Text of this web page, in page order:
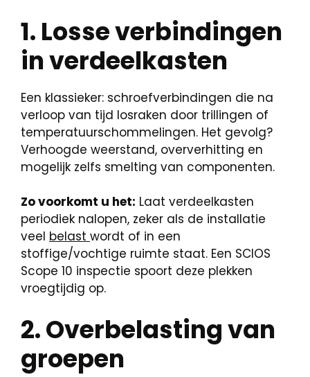
1. Losse verbindingen
in verdeelkasten
Een klassieker: schroefverbindingen die na
verloop van tijd losraken door trillingen of
temperatuurschommelingen. Het gevolg?
Verhoogde weerstand, oververhitting en
mogelijk zelfs smelting van componenten.
Zo voorkomt u het: Laat verdeelkasten
periodiek nalopen, zeker als de installatie
veel belast wordt of in een
stoffige/vochtige ruimte staat. Een SCIOS
Scope 10 inspectie spoort deze plekken
vroegtijdig op.
2. Overbelasting van
groepen